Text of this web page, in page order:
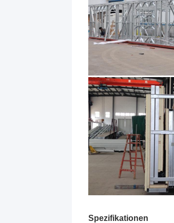
Spezifikationen